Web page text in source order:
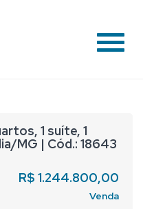
#
1 suíte, 1
MG | Cód.: 18643
R$ 1.244.800,00
Venda